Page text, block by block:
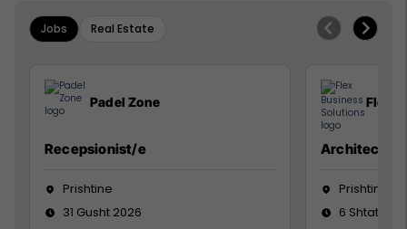
Jobs Real Estate
Padel Zone
Recepsionist/e
Prishtine
31 Gusht 2026
Flex
Architect
Prishtinë
6 Shtator